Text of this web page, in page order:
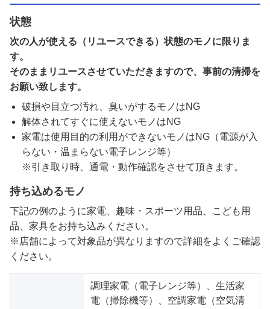
状態
次の人が使える（リユースできる）状態のモノに限りま
す。
そのままリユースさせていただきますので、事前の清掃を
お願い致します。
破損や目立つ汚れ、臭いがするモノはNG
解体されてすぐに使えないモノはNG
家電は使用目的の利用ができないモノはNG（電源が入
らない・温まらない電子レンジ等）
※引き取り時、通電・動作確認をさせて頂きます。
持ち込めるモノ
下記の例のように家電、趣味・スポーツ用品、こども用
品、家具をお持ち込みください。
※店舗によって対象品が異なりますので詳細をよくご確認
ください。
調理家電（電子レンジ等）、生活家
電（掃除機等）、空調家電（空気清